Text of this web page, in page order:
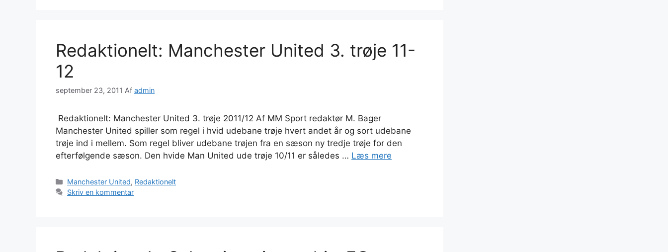
Redaktionelt: Manchester United 3. trøje 11-
12
september 23, 2011 Af admin
Redaktionelt: Manchester United 3. trøje 2011/12 Af MM Sport redaktør M. Bager
Manchester United spiller som regel i hvid udebane trøje hvert andet år og sort udebane
trøje ind i mellem. Som regel bliver udebane trøjen fra en sæson ny tredje trøje for den
efterfølgende sæson. Den hvide Man United ude trøje 10/11 er således … Læs mere
Kategorier
Manchester United, Redaktionelt
Skriv en kommentar